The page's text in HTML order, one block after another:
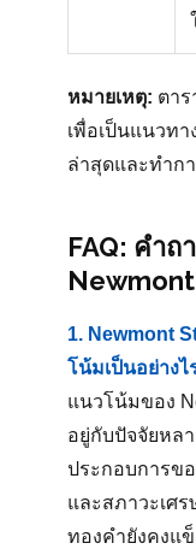
หมายเหตุ: ตาร
เพื่อเป็นแนวท
ล่าสุดและทำกา
FAQ: คำถ
1. Newmont
โน้มเป็นอย่างไ
แนวโน้มของ
อยู่กับปัจจัยหล
ประกอบการข
และสภาวะเศ
ทองคำยังคงแ